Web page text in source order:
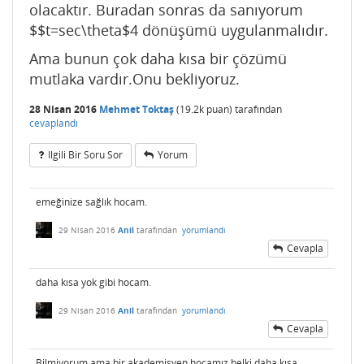
olacaktır. Buradan sonras da sanıyorum
$$t=sec\theta$4 dönüşümü uygulanmalıdır.
Ama bunun çok daha kısa bir çözümü
mutlaka vardır.Onu bekliyoruz.
28 Nisan 2016 Mehmet Toktaş(19.2k puan) tarafından
cevaplandı
Ilgili Bir Soru Sor Yorum
emeğinize sağlık hocam.
29 Nisan 2016 Anil tarafından yorumlandı
Cevapla
daha kısa yok gibi hocam.
29 Nisan 2016 Anil tarafından yorumlandı
Cevapla